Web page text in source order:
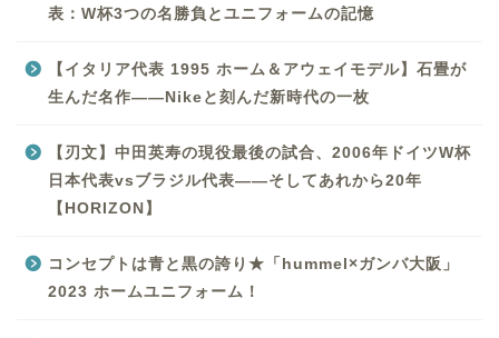
表：W杯3つの名勝負とユニフォームの記憶
【イタリア代表 1995 ホーム＆アウェイモデル】石畳が
生んだ名作——Nikeと刻んだ新時代の一枚
【刃文】中田英寿の現役最後の試合、2006年ドイツW杯
日本代表vsブラジル代表——そしてあれから20年
【HORIZON】
コンセプトは青と黒の誇り★「hummel×ガンバ大阪」
2023 ホームユニフォーム！